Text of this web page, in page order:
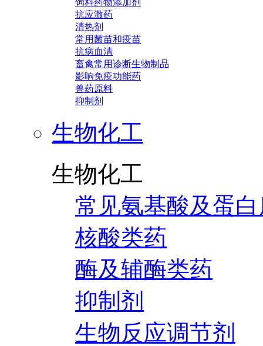
饲料药物添加剂
抗应激药
清热剂
常用菌苗和疫苗
抗病血清
畜禽常用诊断生物制品
影响免疫功能药
兽药原料
抑制剂
生物化工
生物化工
常见氨基酸及蛋
核酸类药
酶及辅酶类药
抑制剂
生物反应调节剂